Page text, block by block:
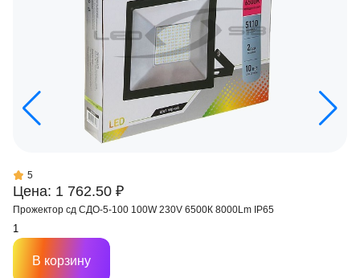
Цена: 1 762.50 ₽
5
Прожектор сд СДО-5-100 100W 230V 6500К 8000Lm IP65
В корзину